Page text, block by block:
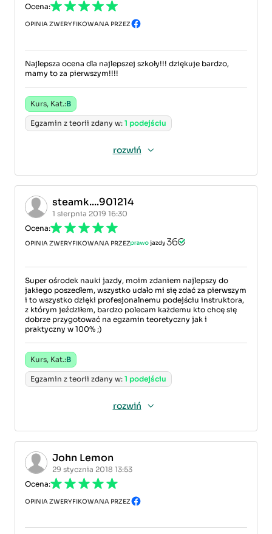
Ocena:
OPINIA ZWERYFIKOWANA PRZEZ
Najlepsza ocena dla najlepszej szkoły!!! dziękuje bardzo,
mamy to za pierwszym!!!!
Kurs, Kat.:B
Egzamin z teorii zdany w: 1 podejściu
rozwiń
steamk....901214
1 sierpnia 2019 16:30
Ocena:
OPINIA ZWERYFIKOWANA PRZEZ
Super ośrodek nauki jazdy, moim zdaniem najlepszy do
jakiego poszedłem, wszystko udało mi się zdać za pierwszym
i to wszystko dzięki profesjonalnemu podejściu instruktora,
z którym jeździłem, bardzo polecam każdemu kto chcę się
dobrze przygotować na egzamin teoretyczny jak i
praktyczny w 100% ;)
Kurs, Kat.:B
Egzamin z teorii zdany w: 1 podejściu
rozwiń
John Lemon
29 stycznia 2018 13:53
Ocena:
OPINIA ZWERYFIKOWANA PRZEZ